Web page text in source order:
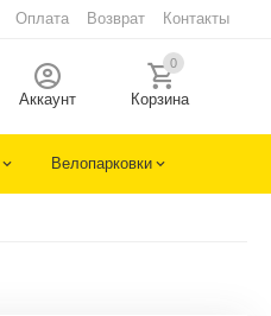
Оплата Возврат Контакты
Аккаунт
0
Корзина
Велопарковки